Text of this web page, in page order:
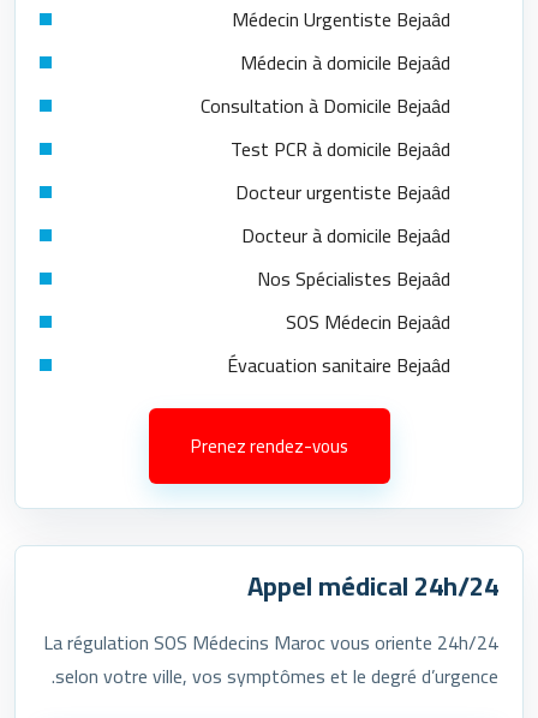
Médecin Urgentiste Bejaâd
Médecin à domicile Bejaâd
Consultation à Domicile Bejaâd
Test PCR à domicile Bejaâd
Docteur urgentiste Bejaâd
Docteur à domicile Bejaâd
Nos Spécialistes Bejaâd
SOS Médecin Bejaâd
Évacuation sanitaire Bejaâd
Prenez rendez-vous
Appel médical 24h/24
La régulation SOS Médecins Maroc vous oriente 24h/24
selon votre ville, vos symptômes et le degré d’urgence.